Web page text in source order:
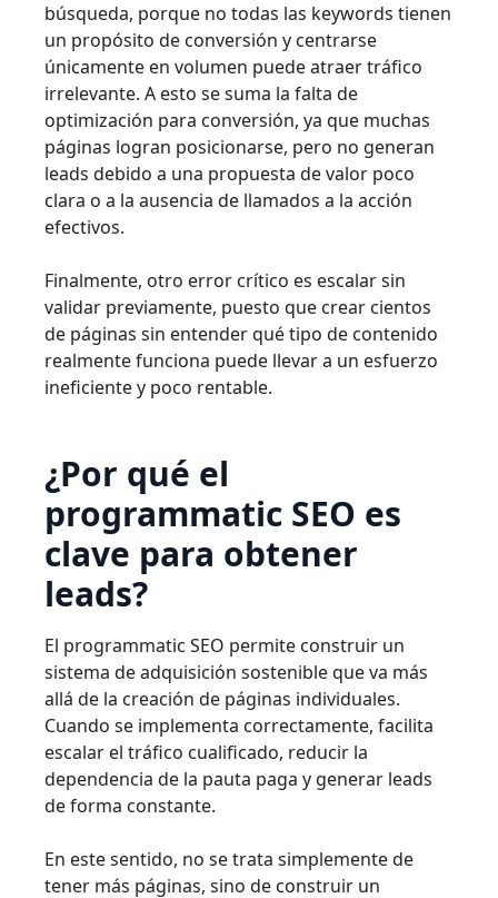
búsqueda, porque no todas las keywords tienen
un propósito de conversión y centrarse
únicamente en volumen puede atraer tráfico
irrelevante. A esto se suma la falta de
optimización para conversión, ya que muchas
páginas logran posicionarse, pero no generan
leads debido a una propuesta de valor poco
clara o a la ausencia de llamados a la acción
efectivos.
Finalmente, otro error crítico es escalar sin
validar previamente, puesto que crear cientos
de páginas sin entender qué tipo de contenido
realmente funciona puede llevar a un esfuerzo
ineficiente y poco rentable.
¿Por qué el
programmatic SEO es
clave para obtener
leads?
El programmatic SEO permite construir un
sistema de adquisición sostenible que va más
allá de la creación de páginas individuales.
Cuando se implementa correctamente, facilita
escalar el tráfico cualificado, reducir la
dependencia de la pauta paga y generar leads
de forma constante.
En este sentido, no se trata simplemente de
tener más páginas, sino de construir un